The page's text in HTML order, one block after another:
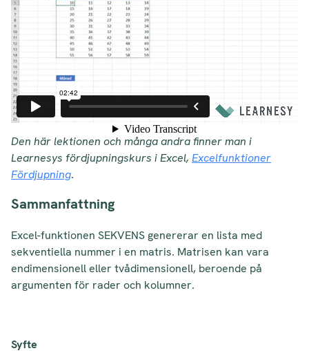
Den här lektionen och många andra finner man i
Learnesys fördjupningskurs i Excel, Excelfunktioner
Fördjupning.
Sammanfattning
Excel-funktionen SEKVENS genererar en lista med
sekventiella nummer i en matris. Matrisen kan vara
endimensionell eller tvådimensionell, beroende på
argumenten för rader och kolumner.
Syfte